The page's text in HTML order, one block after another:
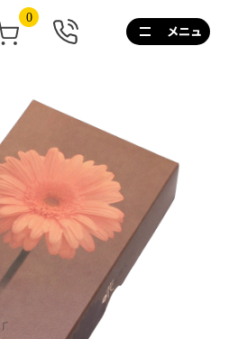
0
0120-
267-
話
料
10:00~17:00/
土
日
祝
も
営